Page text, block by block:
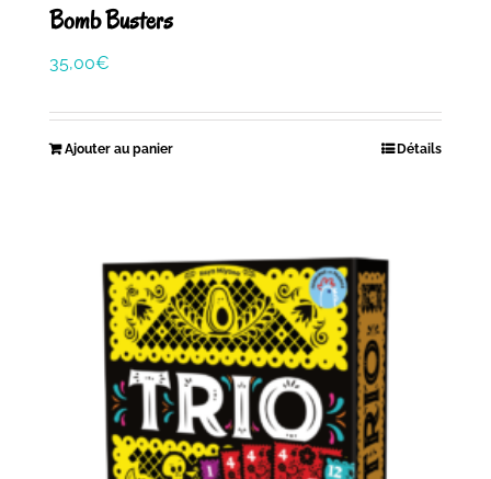
Bomb Busters
35,00€
Ajouter au panier Détails